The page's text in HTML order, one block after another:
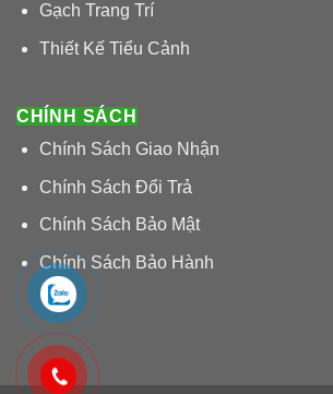
Gạch Trang Trí
Thiết Kế Tiểu Cảnh
CHÍNH SÁCH
Chính Sách Giao Nhận
Chính Sách Đổi Trả
Chính Sách Bảo Mật
Chính Sách Bảo Hành